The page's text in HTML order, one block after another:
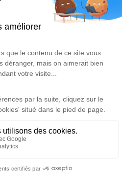
Déroulé
Le
74000